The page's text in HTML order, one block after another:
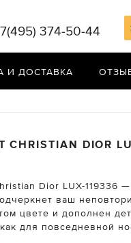
7(495) 374-50-44
И ДОСТАВКА
CHRISTIAN DIOR
Dior LUX-119336
ваш
цвете и дополнен
для повседневной